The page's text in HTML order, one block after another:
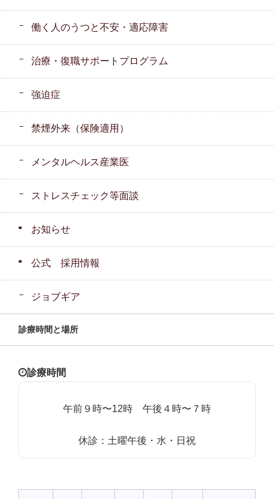
働く人のうつと不安・適応障害
治療・復職サポートプログラム
強迫症
禁煙外来（保険適用）
メンタルヘルス産業医
ストレスチェック等面談
お知らせ
公式 採用情報
ジョブギア
診療時間と場所
診療時間
午前９時〜12時 午後４時〜７時
休診：土曜午後・水・日祝